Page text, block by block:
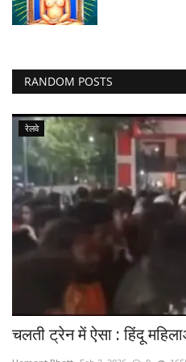
RANDOM POSTS
रेलवे
चलती ट्रेन में ऐसा : हिंदू